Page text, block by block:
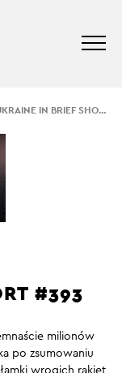
UKRAINE IN BRIEF SHORT #393
#393
milionów
po zsumowaniu
wrogich rakiet